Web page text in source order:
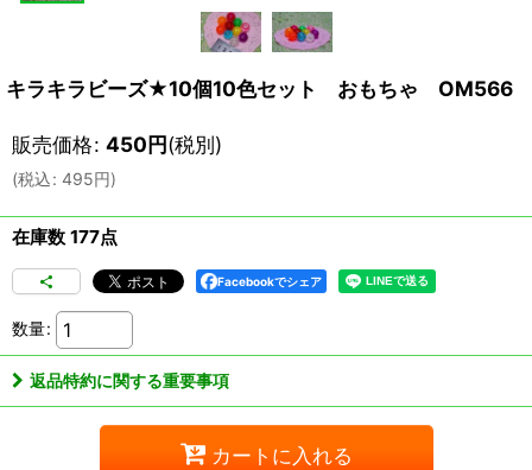
キラキラビーズ★10個10色セット おもちゃ OM566
販売価格: 450円(税別)
(税込: 495円)
在庫数 177点
Facebookでシェア
数量:
返品特約に関する重要事項
カートに入れる